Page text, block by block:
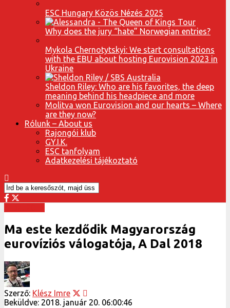
ESC Hungary Közös Nézés 2025
Why does the jury “hate” Norwegian entries?
Mykola Chernotytskyi: We start consultations
with the EBU about hosting Eurovision 2023 in
Ukraine
Sheldon Riley: Who are his favorites, the deep
meaning behind his headpiece and more
Molitva won Eurovision and our hearts – Where
are they now?
Rólunk – About us
Rajongói klub
GY.I.K.
ESC tanfolyam
Adatkezelési tájékoztató
Ma este kezdődik Magyarország
eurovíziós válogatója, A Dal 2018
Szerző: Klész Imre
Beküldve: 2018. január 20. 06:00:46